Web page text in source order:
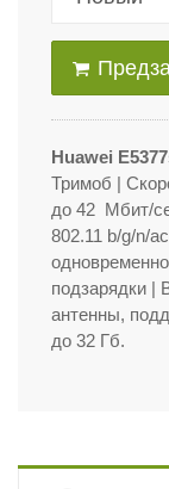
Huawei
Тримоб
|
до 42 Мбит/
802.11 b/g/n/
подзарядки |
антенны,
до 32 Гб.